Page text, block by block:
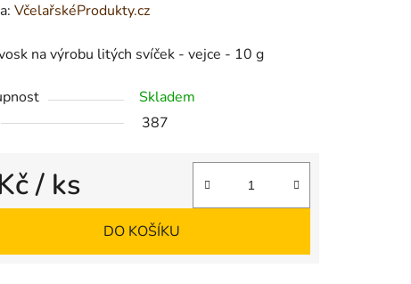
VčelařskéProdukty.cz
na výrobu litých svíček - vejce - 10 g
Skladem
387
/ ks
cena:
DO KOŠÍKU